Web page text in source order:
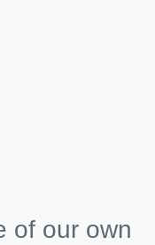
of our own